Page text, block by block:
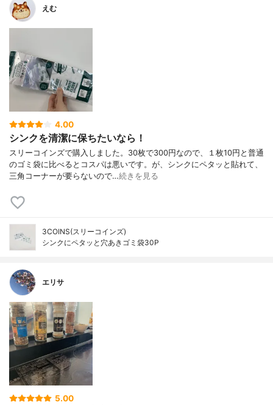
えむ
4.00
シンクを清潔に保ちたいなら！
スリーコインズで購入しました。30枚で300円なので、１枚10円と普通
のゴミ袋に比べるとコスパは悪いです。が、シンクにペタッと貼れて、
三角コーナーが要らないので…続きを見る
3COINS(スリーコインズ)
シンクにペタッと穴あきゴミ袋30P
エリサ
5.00